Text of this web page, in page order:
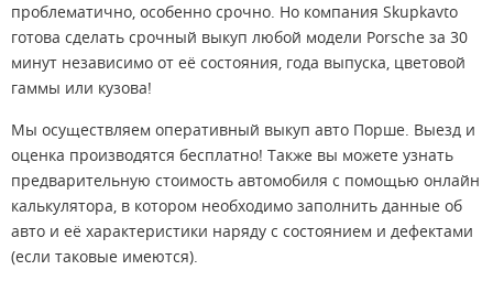
проблематично, особенно срочно. Но компания Skupkavto
готова сделать срочный выкуп любой модели Porsche за 30
минут независимо от её состояния, года выпуска, цветовой
гаммы или кузова!
Мы осуществляем оперативный выкуп авто Порше. Выезд и
оценка производятся бесплатно! Также вы можете узнать
предварительную стоимость автомобиля с помощью онлайн
калькулятора, в котором необходимо заполнить данные об
авто и её характеристики наряду с состоянием и дефектами
(если таковые имеются).